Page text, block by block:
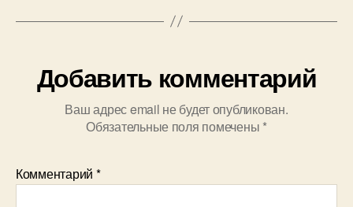
Добавить комментарий
Ваш адрес email не будет опубликован.
Обязательные поля помечены *
Комментарий *